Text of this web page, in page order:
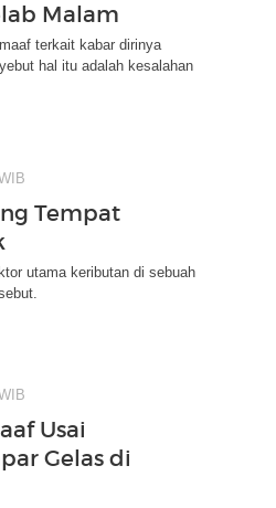
Malam
terkait kabar dirinya
hal itu adalah kesalahan
Tempat
utama keributan di sebuah
Usai
Gelas di